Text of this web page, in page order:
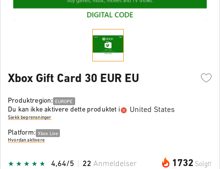
Xbox Gift Card 30 EUR EU
Produktregion: EUROPE
Du kan ikke aktivere dette produktet i United States
Sjekk begrensninger
Platform: Xbox Live
Hvordan aktivere
1732 Solgt!
4,64/5 22 Anmeldelser